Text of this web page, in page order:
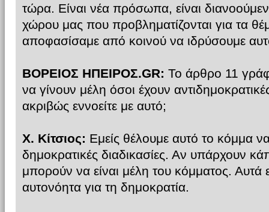
τώρα. Είναι νέα πρόσωπα, είναι
χώρου μας που προβληματίζονται για τα
αποφασίσαμε από κοινού να ιδρύσουμε
ΒΟΡΕΙΟΣ ΗΠΕΙΡΟΣ.GR: Το άρθρο 11
να γίνουν μέλη όσοι έχουν
ακριβώς εννοείτε με αυτό;
Χ. Κίτσιος: Εμείς θέλουμε αυτό το κόμμα
δημοκρατικές διαδικασίες. Αν υπάρχουν
μπορούν να είναι μέλη του κόμματος. Αυτά
αυτονόητα για τη δημοκρατία.